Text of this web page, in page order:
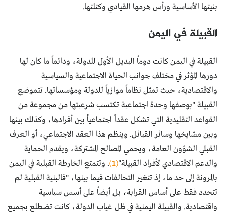
بنيتها الأساسية ورأس هرمها القيادي وكتلتها.
القبيلة في اليمن
القبيلة في اليمن كانت دوماً البديل الأول للدولة، ودائماً ما كان لها
دورها المؤثر في مختلف جوانب الحياة الاجتماعية والسياسية
والاقتصادية، حيث تمثل نظاماً موازياً للدولة ومؤسساتها. تتموضع
القبيلة "بوصفها وحدة اجتماعية تكتسب شرعيتها من مجموعة من
القواعد التقليدية التي تشكل عقداً اجتماعياً بين أفرادها، وكذلك بينها
وبين مشايخها وسائر القبائل. وينظم هذا العقد الاجتماعي، أو العرف
القبلي الشؤون العامة، ويحمي المصالح المشتركة، ويقدم الحماية
والدعم الاقتصادي لأفراد القبيلة"(1)
. وتتمتع الخارطة القبلية في اليمن
بالمرونة إلى حد ما، إذ تتغير التحالفات فيما بينها، "فالبنية القبلية لم
تتحدد فقط على أساس القرابة، بل أيضاً على أسس سياسية
واقتصادية. والقبيلة اليمنية في ظل غياب الدولة، كانت تضطلع بجميع